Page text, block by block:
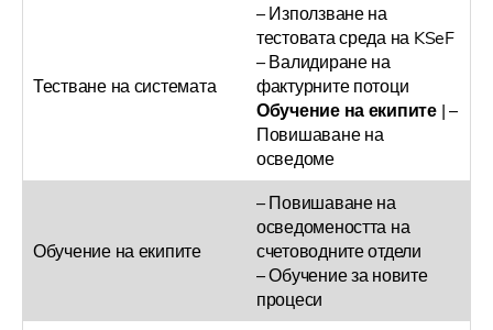
Тестване на системата
– Използване на
тестовата среда на KSeF
– Валидиране на
фактурните потоци
Обучение на екипите| –
Повишаване на
осведоме
Обучение на екипите
– Повишаване на
осведомеността на
счетоводните отдели
– Обучение за новите
процеси